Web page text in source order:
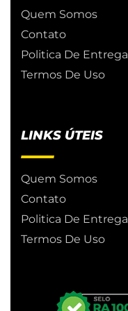
Quem Somos
Contato
Politica De Entrega
Termos De Uso
LINKS ÚTEIS
Quem Somos
Contato
Politica De Entrega
Termos De Uso